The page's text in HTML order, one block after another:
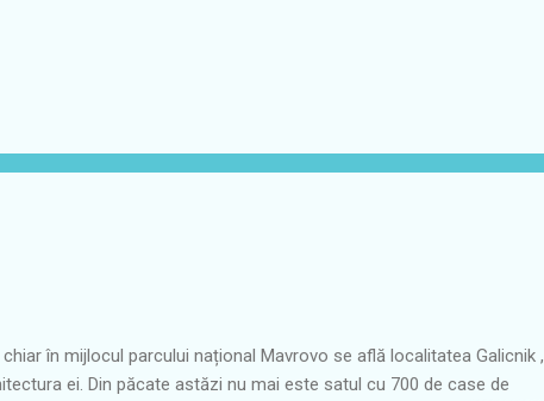
în mijlocul parcului național Mavrovo se află localitatea Galicnik ,
ei. Din păcate astăzi nu mai este satul cu 700 de case de